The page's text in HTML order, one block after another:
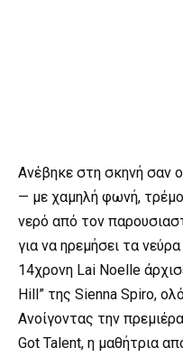
Ανέβηκε στη σκηνή σαν
— με χαμηλή φωνή,
νερό από τον
για να ηρεμήσει τα
14χρονη Lai Noelle
Hill” της Sienna Spiro,
Ανοίγοντας την
Got Talent, η μαθήτρια